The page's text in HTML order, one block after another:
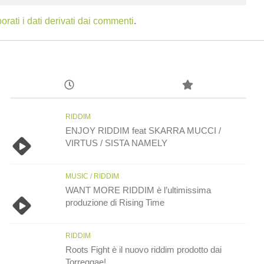
i dati derivati dai commenti.
RIDDIM
ENJOY RIDDIM feat SKARRA MUCCI /
VIRTUS / SISTA NAMELY
MUSIC / RIDDIM
WANT MORE RIDDIM è l’ultimissima
produzione di Rising Time
RIDDIM
Roots Fight è il nuovo riddim prodotto dai